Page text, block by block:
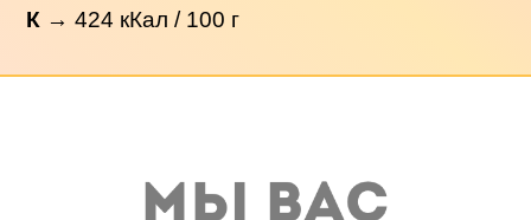
К →424 кКал / 100 г